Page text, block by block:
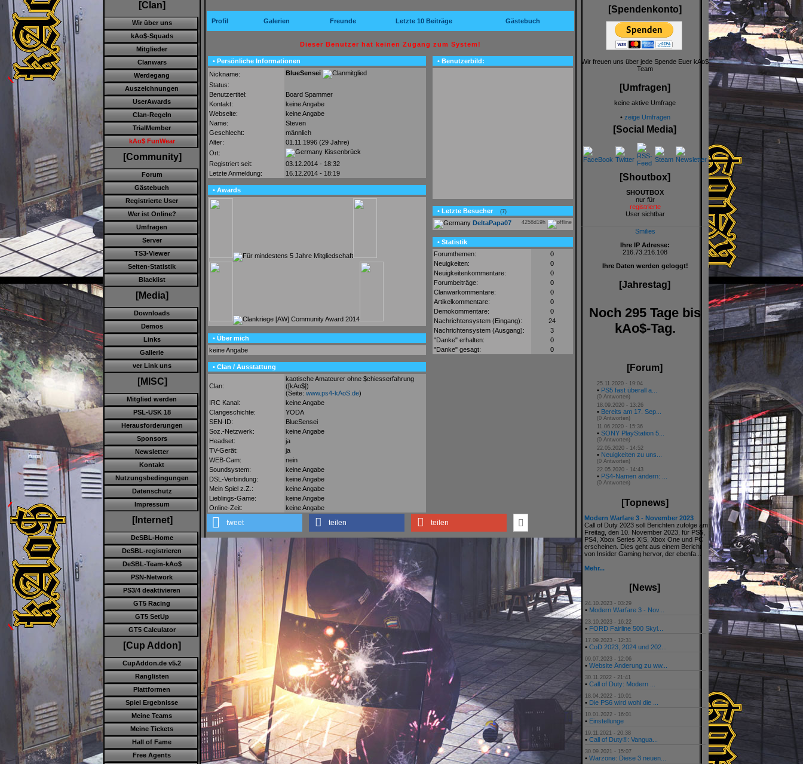
[Clan]
Wir über uns
kAo$-Squads
Mitglieder
Clanwars
Werdegang
Auszeichnungen
UserAwards
Clan-Regeln
TrialMember
kAo$ FunWear
[Community]
Forum
Gästebuch
Registrierte User
Wer ist Online?
Umfragen
Server
TS3-Viewer
Seiten-Statistik
Blacklist
[Media]
Downloads
Demos
Links
Gallerie
ver Link uns
[MISC]
Mitglied werden
PSL-USK 18
Herausforderungen
Sponsors
Newsletter
Kontakt
Nutzungsbedingungen
Datenschutz
Impressum
[Internet]
DeSBL-Home
DeSBL-registrieren
DeSBL-Team-kAo$
PSN-Network
PS3/4 deaktivieren
GT5 Racing
GT5 SetUp
GT5 Calculator
[Cup Addon]
CupAddon.de v5.2
Ranglisten
Plattformen
Spiel Ergebnisse
Meine Teams
Meine Tickets
Hall of Fame
Free Agents
Profil Galerien Freunde Letzte 10 Beiträge Gästebuch
Dieser Benutzer hat keinen Zugang zum System!
• Persönliche Informationen
Nickname:
BlueSensei
Status:
Benutzertitel:
Board Spammer
Kontakt:
keine Angabe
Webseite:
keine Angabe
Name:
Steven
Geschlecht:
männlich
Alter:
01.11.1996 (29 Jahre)
Ort:
Kissenbrück
Registriert seit:
03.12.2014 - 18:32
Letzte Anmeldung:
16.12.2014 - 18:19
• Awards
• Über mich
keine Angabe
• Clan / Ausstattung
Clan:
kaotische Amateurer ohne $chiesserfahrung
([kAo$])
(Seite: www.ps4-kAoS.de)
IRC Kanal:
keine Angabe
Clangeschichte:
YODA
SEN-ID:
BlueSensei
Soz.-Netzwerk:
keine Angabe
Headset:
ja
TV-Gerät:
ja
WEB-Cam:
nein
Soundsystem:
keine Angabe
DSL-Verbindung:
keine Angabe
Mein Spiel z.Z.:
keine Angabe
Lieblings-Game:
keine Angabe
Online-Zeit:
keine Angabe
• Benutzerbild:
• Letzte Besucher (7)
DeltaPapa07 4258d19h
• Statistik
Forumthemen:
0
Neuigkeiten:
0
Neuigkeitenkommentare:
0
Forumbeiträge:
0
Clanwarkommentare:
0
Artikelkommentare:
0
Demokommentare:
0
Nachrichtensystem (Eingang):
24
Nachrichtensystem (Ausgang):
3
"Danke" erhalten:
0
"Danke" gesagt:
0
tweet teilen teilen
[Spendenkonto]
Wir freuen uns über jede Spende Euer kAo$
Team
[Umfragen]
keine aktive Umfrage
• zeige Umfragen
[Social Media]
[Shoutbox]
SHOUTBOX
nur für
registrierte
User sichtbar
Smilies
Ihre IP Adresse:
216.73.216.108
Ihre Daten werden geloggt!
[Jahrestag]
Noch 295 Tage bis
kAo$-Tag.
[Forum]
25.11.2020 - 19:04
• PS5 fast überall a...
(0 Antworten)
18.09.2020 - 13:26
• Bereits am 17. Sep...
(0 Antworten)
11.06.2020 - 15:36
• SONY PlayStation 5...
(0 Antworten)
22.05.2020 - 14:52
• Neuigkeiten zu uns...
(0 Antworten)
22.05.2020 - 14:43
• PS4-Namen ändern: ...
(0 Antworten)
[Topnews]
Modern Warfare 3 - November 2023
Call of Duty 2023 soll Berichten zufolge am
Freitag, den 10. November 2023, für PS5,
PS4, Xbox Series X|S, Xbox One und PC
erscheinen. Dies geht aus einem Bericht
von Insider Gaming hervor, der ebenfa...
Mehr...
[News]
24.10.2023 - 03:29
• Modern Warfare 3 - Nov...
23.10.2023 - 16:22
• FORD Fairline 500 Skyl...
17.09.2023 - 12:31
• CoD 2023, 2024 und 202...
09.07.2023 - 12:06
• Website Änderung zu ww...
30.11.2022 - 21:41
• Call of Duty: Modern ...
18.04.2022 - 10:01
• Die PS6 wird wohl die ...
10.01.2022 - 16:01
• Einstellunge
19.11.2021 - 20:38
• Call of Duty®: Vangua...
30.09.2021 - 15:07
• Warzone: Diese 3 neuen...